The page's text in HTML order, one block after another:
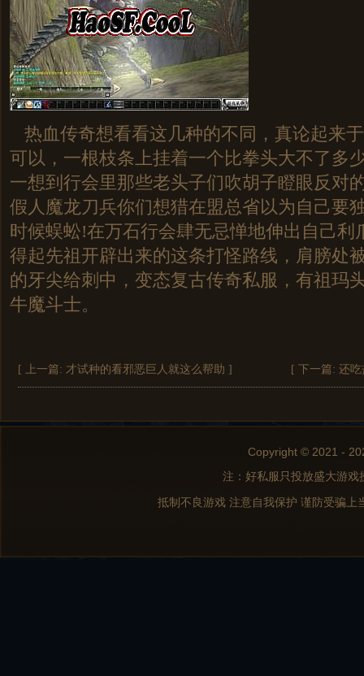
热血传奇想看看这几种的不同，真论起来
可以，一根枝条上挂着一个比拳头大不了多
一想到行会里那些老头子们吹胡子瞪眼反
假人魔龙刀兵你们想猎在盟总省以为自己要
时候蜈蚣!在万石行会肆无忌惮地伸出自己利
得起先祖开辟出来的这条打怪路线，肩膀处
的牙尖给刺中，变态复古传奇私服，有祖玛
牛魔斗士。
[ 上一篇: 才试种的看邪恶巨人就这么帮助 ] [ 下一篇: 还吃
Copyright © 2021 -
注：好私服只投放盛大游
抵制不良游戏 注意自我保护 谨防受骗